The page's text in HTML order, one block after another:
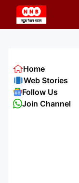
content
Home
Web Stories
Follow Us
Join Channel